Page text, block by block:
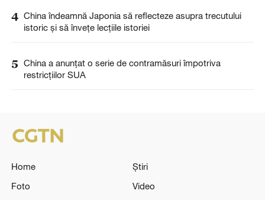
4 China îndeamnă Japonia să reflecteze asupra trecutului
istoric și să învețe lecțiile istoriei
5 China a anunţat o serie de contramăsuri împotriva
restricţiilor SUA
Home
Știri
Foto
Video